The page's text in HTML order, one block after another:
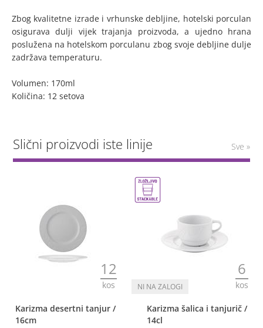
Zbog kvalitetne izrade i vrhunske debljine, hotelski porculan
osigurava dulji vijek trajanja proizvoda, a ujedno hrana
poslužena na hotelskom porculanu zbog svoje debljine dulje
zadržava temperaturu.
Volumen: 170ml
Količina: 12 setova
Slični proizvodi iste linije Sve »
12
kos
Karizma desertni tanjur /
16cm
6
kos
Karizma šalica i tanjurič /
14cl